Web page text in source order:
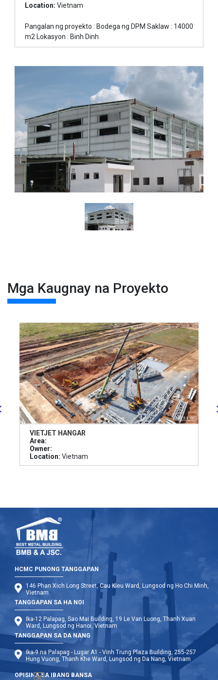
Location: Vietnam
Pangalan ng proyekto : Bodega ng DPM Saklaw : 14000
m2 Lokasyon : Binh Dinh
Mga Kaugnay na Proyekto
VIETJET HANGAR
Area:
Owner:
Location: Vietnam
HCMC PUNONG TANGGAPAN
146 Phan Xich Long Street, Cau Kieu Ward, Lungsod ng Ho Chi Minh,
Vietnam
TANGGAPAN SA HA NOI
Ika-12 Palapag, Sao Mai Building, 19 Le Van Luong, Thanh Xuan
Ward, Lungsod ng Hanoi, Vietnam
TANGGAPAN SA DA NANG
Ika-9 na Palapag - Lugar A1 - Vinh Trung Plaza Building, 255-257
Hung Vuong, Thanh Khe Ward, Lungsod ng Da Nang, Vietnam
OPISINA SA IBANG BANSA